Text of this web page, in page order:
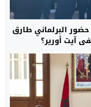
البرلماني طارق
آيت أورير؟